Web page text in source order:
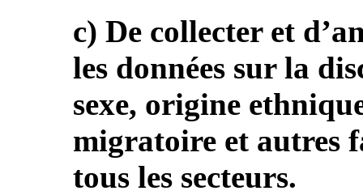
c) De collecter et
les données sur la
sexe, origine
migratoire et autres
tous les secteurs.